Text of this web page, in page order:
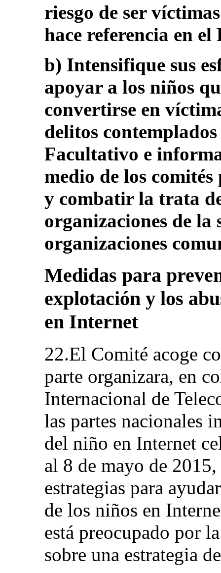
riesgo de ser
hace referencia en
b) Intensifique sus
apoyar a los niños
convertirse en
delitos
Facultativo e
medio de los
y combatir la trata
organizaciones de la
organizaciones
Medidas para
explotación y los
en Internet
22.El Comité acoge
parte organizara, en
Internacional de
las partes nacionales
del niño en Internet
al 8 de mayo de
estrategias para
de los niños en
está preocupado por
sobre una estrategia